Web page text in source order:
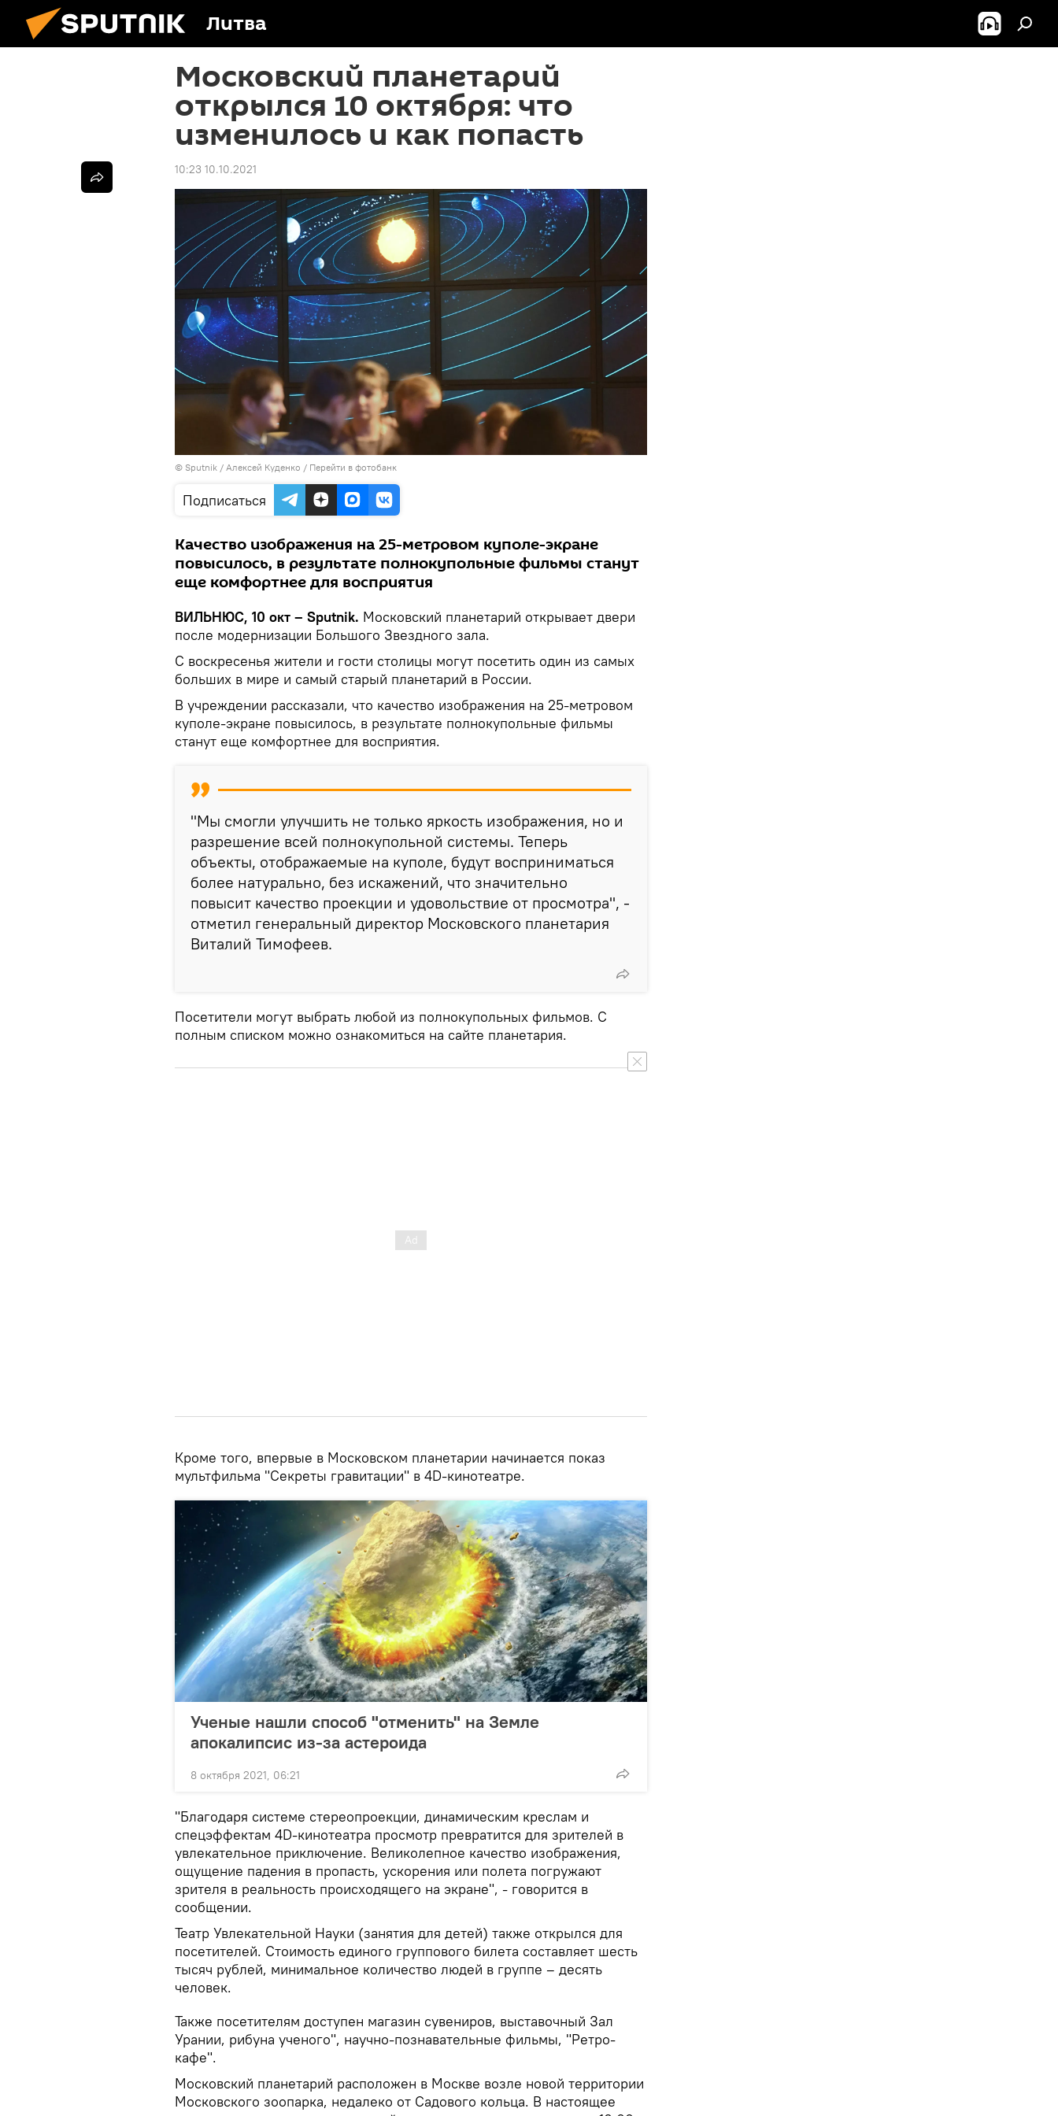
Литва
Московский планетарий
открылся 10 октября: что
изменилось и как попасть
10:23 10.10.2021
© Sputnik / Алексей Куденко / Перейти в фотобанк
Подписаться
Качество изображения на 25-метровом куполе-экране
повысилось, в результате полнокупольные фильмы станут
еще комфортнее для восприятия
ВИЛЬНЮС, 10 окт – Sputnik. Московский планетарий открывает двери
после модернизации Большого Звездного зала.
С воскресенья жители и гости столицы могут посетить один из самых
больших в мире и самый старый планетарий в России.
В учреждении рассказали, что качество изображения на 25-метровом
куполе-экране повысилось, в результате полнокупольные фильмы
станут еще комфортнее для восприятия.
"Мы смогли улучшить не только яркость изображения, но и
разрешение всей полнокупольной системы. Теперь
объекты, отображаемые на куполе, будут восприниматься
более натурально, без искажений, что значительно
повысит качество проекции и удовольствие от просмотра", -
отметил генеральный директор Московского планетария
Виталий Тимофеев.
Посетители могут выбрать любой из полнокупольных фильмов. С
полным списком можно ознакомиться на сайте планетария.
Кроме того, впервые в Московском планетарии начинается показ
мультфильма "Секреты гравитации" в 4D-кинотеатре.
Ученые нашли способ "отменить" на Земле
апокалипсис из-за астероида
8 октября 2021, 06:21
"Благодаря системе стереопроекции, динамическим креслам и
спецэффектам 4D-кинотеатра просмотр превратится для зрителей в
увлекательное приключение. Великолепное качество изображения,
ощущение падения в пропасть, ускорения или полета погружают
зрителя в реальность происходящего на экране", - говорится в
сообщении.
Театр Увлекательной Науки (занятия для детей) также открылся для
посетителей. Стоимость единого группового билета составляет шесть
тысяч рублей, минимальное количество людей в группе – десять
человек.
Также посетителям доступен магазин сувениров, выставочный Зал
Урании, рибуна ученого", научно-познавательные фильмы, "Ретро-
кафе".
Московский планетарий расположен в Москве возле новой территории
Московского зоопарка, недалеко от Садового кольца. В настоящее